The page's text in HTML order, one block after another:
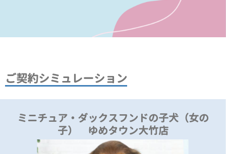
ご契約シミュレーション
ミニチュア・ダックスフンドの子犬（女の
子） ゆめタウン大竹店